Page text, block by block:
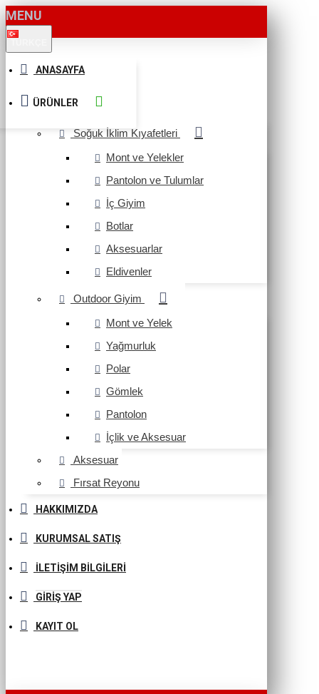
MENU
ANASAYFA
ÜRÜNLER
Soğuk İklim Kıyafetleri
Mont ve Yelekler
Pantolon ve Tulumlar
İç Giyim
Botlar
Aksesuarlar
Eldivenler
Outdoor Giyim
Mont ve Yelek
Yağmurluk
Polar
Gömlek
Pantolon
İçlik ve Aksesuar
Aksesuar
Fırsat Reyonu
HAKKIMIZDA
KURUMSAL SATIŞ
İLETIŞIM BILGILERI
GIRIŞ YAP
KAYIT OL